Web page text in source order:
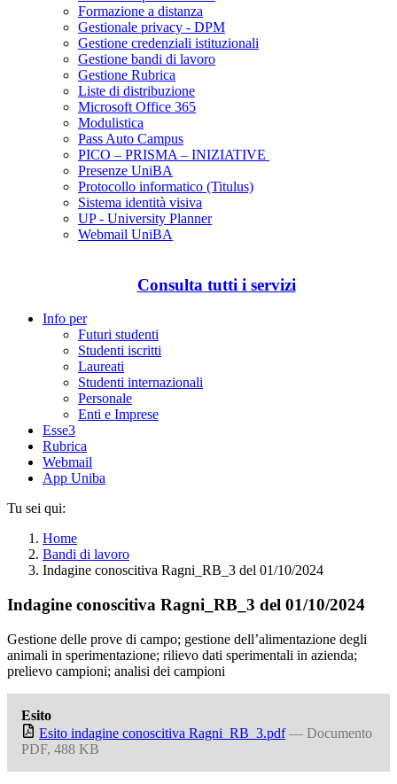
Formazione a distanza
Gestionale privacy - DPM
Gestione credenziali istituzionali
Gestione bandi di lavoro
Gestione Rubrica
Liste di distribuzione
Microsoft Office 365
Modulistica
Pass Auto Campus
PICO – PRISMA – INIZIATIVE
Presenze UniBA
Protocollo informatico (Titulus)
Sistema identità visiva
UP - University Planner
Webmail UniBA
Consulta tutti i servizi
Info per
Futuri studenti
Studenti iscritti
Laureati
Studenti internazionali
Personale
Enti e Imprese
Esse3
Rubrica
Webmail
App Uniba
Tu sei qui:
Home
Bandi di lavoro
Indagine conoscitiva Ragni_RB_3 del 01/10/2024
Indagine conoscitiva Ragni_RB_3 del 01/10/2024
Gestione delle prove di campo; gestione dell’alimentazione degli
animali in sperimentazione; rilievo dati sperimentali in azienda;
prelievo campioni; analisi dei campioni
Esito
Esito indagine conoscitiva Ragni_RB_3.pdf — Documento
PDF, 488 KB